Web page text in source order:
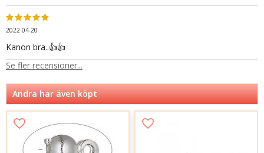
2022-04-20
Kanon bra..👍👍
Se fler recensioner...
Andra har även köpt